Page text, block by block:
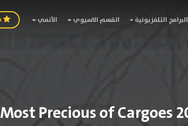
البرامج التلفزيونية القسم الاسيوي الأنمي